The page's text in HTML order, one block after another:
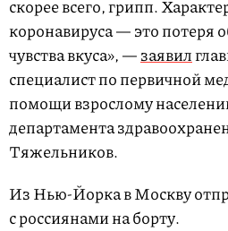
скорее всего, грипп.
коронавируса — это потеря
чувства вкуса», —заявил
специалист по первичной
помощи взрослому
департамента
Тяжельников.
Из Нью-Йорка в Москву
с россиянами на борту.